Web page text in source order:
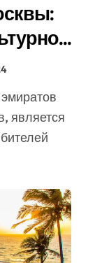
является